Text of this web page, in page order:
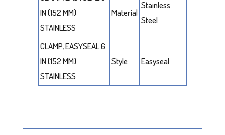
IN (152 MM)
STAINLESS
Material
Stainless
Steel
CLAMP, EASYSEAL 6
IN (152 MM)
STAINLESS
Style Easyseal